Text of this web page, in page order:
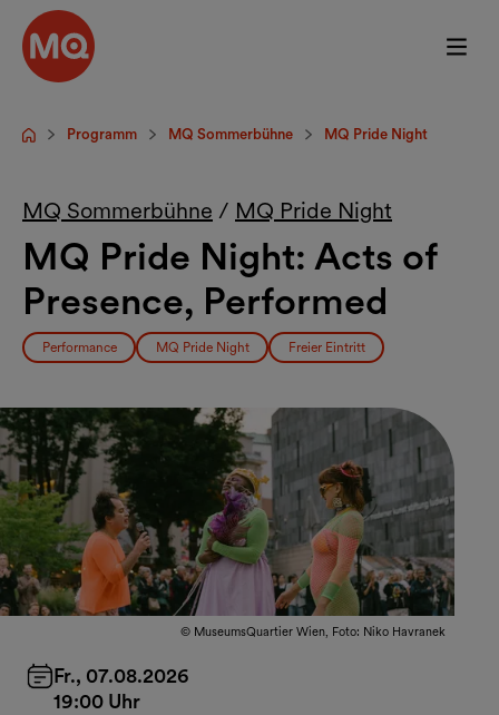
Zum Hauptinhalt springen
StartseiteProgramm MQ Sommerbühne MQ Pride Night
MQ Sommerbühne / MQ Pride Night
MQ Pride Night: Acts of
Presence, Performed
Performance MQ Pride Night Freier Eintritt
© MuseumsQuartier Wien, Foto: Niko Havranek
Fr., 07.08.2026
19:00 Uhr